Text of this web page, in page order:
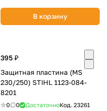
В корзину
395 ₽
Защитная пластина (MS
230/250) STIHL 1123-084-
8201
0 0 ДостаточноКод. 23261